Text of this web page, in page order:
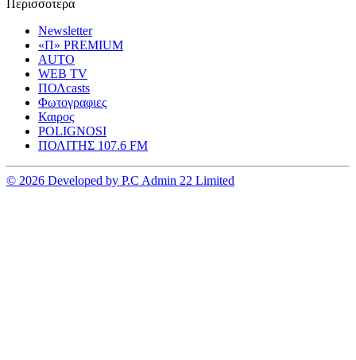
Περισσοτερα
Newsletter
«Π» PREMIUM
AUTO
WEB TV
ΠΟΛcasts
Φωτογραφιες
Καιρος
POLIGNOSI
ΠΟΛΙΤΗΣ 107.6 FM
© 2026 Developed by P.C Admin 22 Limited